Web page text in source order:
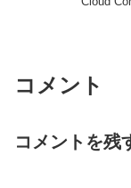
コメント
コメントを残